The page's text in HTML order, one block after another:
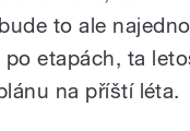
to ale
etapách, ta
na příští léta.